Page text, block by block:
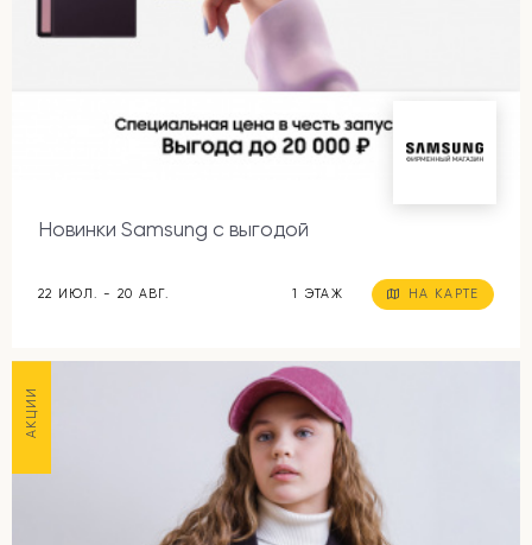
Новинки Samsung с выгодой
22 ИЮЛ. - 20 АВГ. 1 ЭТАЖ НА КАРТЕ
АКЦИИ